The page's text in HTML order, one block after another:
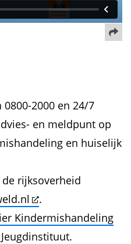
0800-2000 en 24/7
en meldpunt op
en huiselijk
rijksoverheid
.
Kindermishandeling